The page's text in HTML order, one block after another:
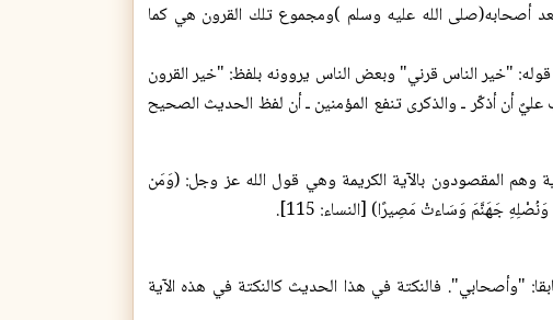
أصحابه(صلی الله علیه وسلم )ومجموع تلك القرون هي كما
"خير الناس قرني" وبعض الناس يروونه بلفظ: "خير القرون
ـ رحمه الله ـ (2/ 208).)) فأرى من الواجب عليٌ أن أذكّر ـ والذكرى تنفع المؤمنين ـ أن لفظ الحديث الصحيح
وهم المقصودون بالآية الكريمة وهي قول الله عز وجل: (وَمَن
جَهَنَّمَ وَسَاءتْ مَصِيرًا) [النساء: 115].
"وأصحابي". فالنكتة في هذا الحديث كالنكتة في هذه الآية